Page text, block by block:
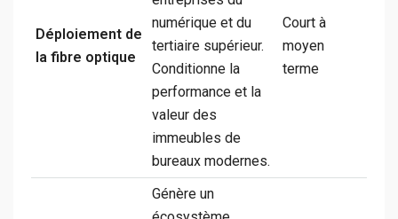
Déploiement de
la fibre optique
numérique et du
tertiaire supérieur.
Conditionne la
performance et la
valeur des
immeubles de
bureaux modernes.
Court à
moyen
terme
Génère un